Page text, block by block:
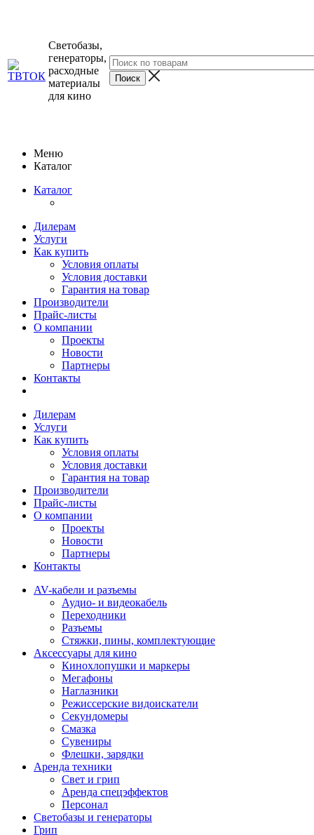
Светобазы,
генераторы,
расходные
материалы
для кино
Меню
Каталог
Каталог
Дилерам
Услуги
Как купить
Условия оплаты
Условия доставки
Гарантия на товар
Производители
Прайс-листы
О компании
Проекты
Новости
Партнеры
Контакты
Дилерам
Услуги
Как купить
Условия оплаты
Условия доставки
Гарантия на товар
Производители
Прайс-листы
О компании
Проекты
Новости
Партнеры
Контакты
AV-кабели и разъемы
Аудио- и видеокабель
Переходники
Разъемы
Стяжки, пины, комплектующие
Аксессуары для кино
Кинохлопушки и маркеры
Мегафоны
Наглазники
Режиссерские видоискатели
Секундомеры
Смазка
Сувениры
Флешки, зарядки
Аренда техники
Свет и грип
Аренда спецэффектов
Персонал
Светобазы и генераторы
Грип